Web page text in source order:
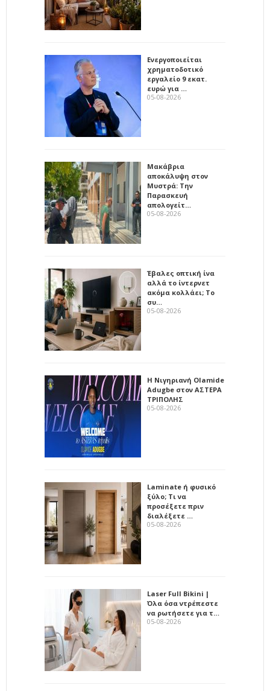
Ενεργοποιείται
χρηματοδοτικό
εργαλείο 9 εκατ.
ευρώ για …
05-08-2026
Μακάβρια
αποκάλυψη στον
Μυστρά: Την
Παρασκευή
απολογείτ…
05-08-2026
Έβαλες οπτική ίνα
αλλά το ίντερνετ
ακόμα κολλάει; Το
συ…
05-08-2026
Η Νιγηριανή Olamide
Adugbe στον ΑΣΤΕΡΑ
ΤΡΙΠΟΛΗΣ
05-08-2026
Laminate ή φυσικό
ξύλο; Τι να
προσέξετε πριν
διαλέξετε …
05-08-2026
Laser Full Bikini |
Όλα όσα ντρέπεστε
να ρωτήσετε για τ…
05-08-2026